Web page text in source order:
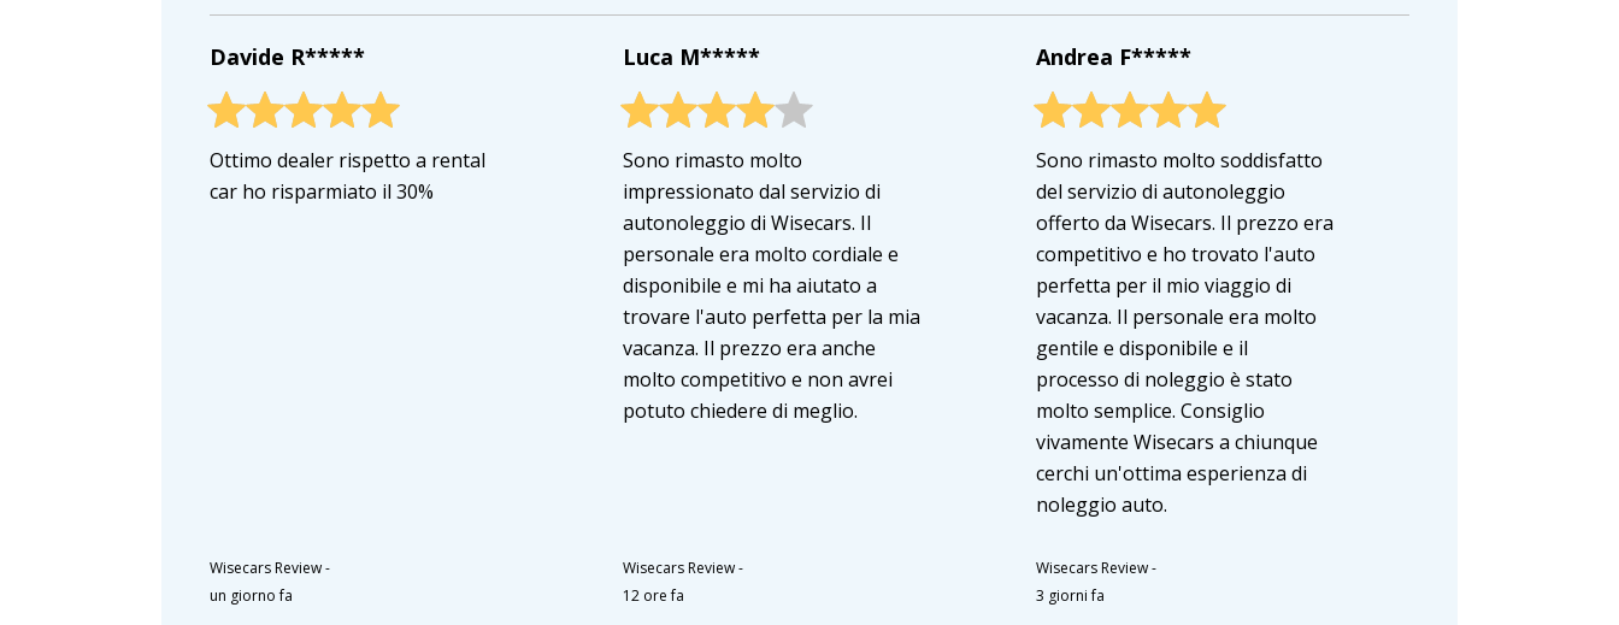
Davide R*****
Ottimo dealer rispetto a rental
car ho risparmiato il 30%
Wisecars Review-
un giorno fa
Luca M*****
Sono rimasto molto
impressionato dal servizio di
autonoleggio di Wisecars. Il
personale era molto cordiale e
disponibile e mi ha aiutato a
trovare l'auto perfetta per la mia
vacanza. Il prezzo era anche
molto competitivo e non avrei
potuto chiedere di meglio.
Wisecars Review-
12 ore fa
Andrea F*****
Sono rimasto molto soddisfatto
del servizio di autonoleggio
offerto da Wisecars. Il prezzo era
competitivo e ho trovato l'auto
perfetta per il mio viaggio di
vacanza. Il personale era molto
gentile e disponibile e il
processo di noleggio è stato
molto semplice. Consiglio
vivamente Wisecars a chiunque
cerchi un'ottima esperienza di
noleggio auto.
Wisecars Review-
3 giorni fa